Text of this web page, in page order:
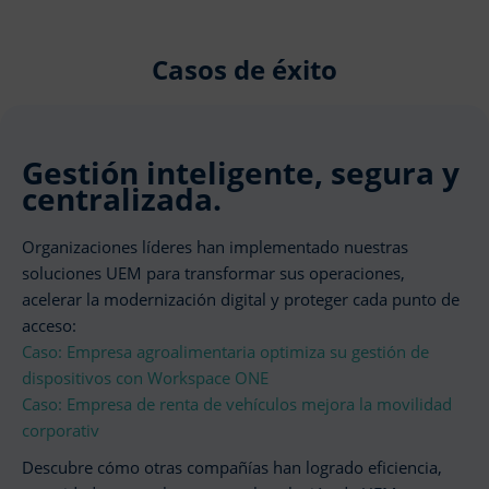
Casos de éxito
Gestión inteligente, segura y
centralizada.
Organizaciones líderes han implementado nuestras
soluciones UEM para transformar sus operaciones,
acelerar la modernización digital y proteger cada punto de
acceso:
Caso: Empresa agroalimentaria optimiza su gestión de
dispositivos con Workspace ONE
Caso: Empresa de renta de vehículos mejora la movilidad
corporativ
Descubre cómo otras compañías han logrado eficiencia,